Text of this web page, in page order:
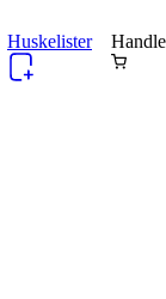
Huskelister